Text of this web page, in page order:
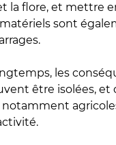
la flore, et mettre
sont
les
être isolées,